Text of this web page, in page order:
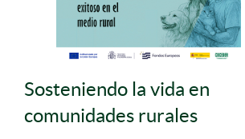
Sosteniendo la vida en
comunidades rurales